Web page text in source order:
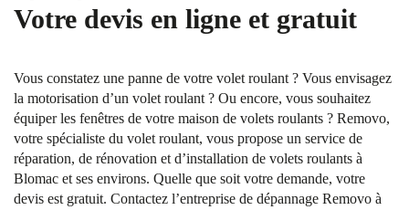
Votre devis en ligne et gratuit
Vous constatez une panne de votre volet roulant ? Vous envisagez
la motorisation d’un volet roulant ? Ou encore, vous souhaitez
équiper les fenêtres de votre maison de volets roulants ? Removo,
votre spécialiste du volet roulant, vous propose un service de
réparation, de rénovation et d’installation de volets roulants à
Blomac et ses environs. Quelle que soit votre demande, votre
devis est gratuit. Contactez l’entreprise de dépannage Removo à